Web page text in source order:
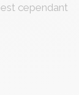
cependant